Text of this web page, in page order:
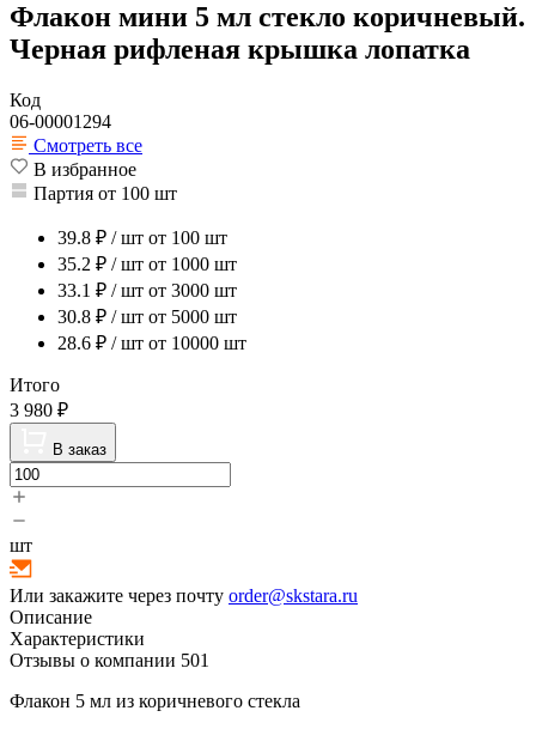
Флакон мини 5 мл стекло коричневый.
Черная рифленая крышка лопатка
Код
06-00001294
Смотреть все
В избранное
Партия от 100 шт
39.8 ₽ / шт от 100 шт
35.2 ₽ / шт от 1000 шт
33.1 ₽ / шт от 3000 шт
30.8 ₽ / шт от 5000 шт
28.6 ₽ / шт от 10000 шт
Итого
3 980 ₽
В заказ
шт
Или закажите через почту order@skstara.ru
Описание
Характеристики
Отзывы о компании 501
Флакон 5 мл из коричневого стекла